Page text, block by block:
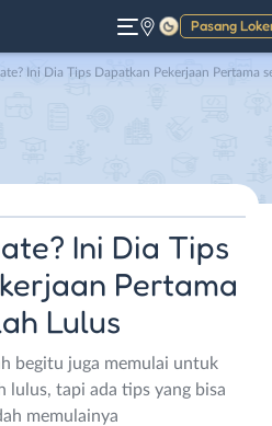
Pasang
Gelap
Ini Dia Tips Dapatkan Pekerjaan Pertama setelah
Ini Dia Tips
Pertama
Lulus
begitu juga memulai untuk
lulus, tapi ada tips yang bisa
memulainya